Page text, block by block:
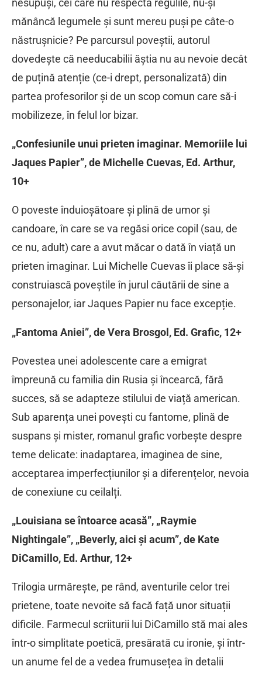
nesupuși, cei care nu respectă regulile, nu-și
mănâncă legumele și sunt mereu puși pe câte-o
năstrușnicie? Pe parcursul poveștii, autorul
dovedește că needucabilii ăștia nu au nevoie decât
de puțină atenție (ce-i drept, personalizată) din
partea profesorilor și de un scop comun care să-i
mobilizeze, în felul lor bizar.
„Confesiunile unui prieten imaginar. Memoriile lui
Jaques Papier”, de Michelle Cuevas, Ed. Arthur,
10+
O poveste înduioșătoare și plină de umor și
candoare, în care se va regăsi orice copil (sau, de
ce nu, adult) care a avut măcar o dată în viață un
prieten imaginar. Lui Michelle Cuevas îi place să-și
construiască poveștile în jurul căutării de sine a
personajelor, iar Jaques Papier nu face excepție.
„Fantoma Aniei”, de Vera Brosgol, Ed. Grafic, 12+
Povestea unei adolescente care a emigrat
împreună cu familia din Rusia și încearcă, fără
succes, să se adapteze stilului de viață american.
Sub aparența unei povești cu fantome, plină de
suspans și mister, romanul grafic vorbește despre
teme delicate: inadaptarea, imaginea de sine,
acceptarea imperfecțiunilor și a diferențelor, nevoia
de conexiune cu ceilalți.
„Louisiana se întoarce acasă”, „Raymie
Nightingale”, „Beverly, aici și acum”, de Kate
DiCamillo, Ed. Arthur, 12+
Trilogia urmărește, pe rând, aventurile celor trei
prietene, toate nevoite să facă față unor situații
dificile. Farmecul scriiturii lui DiCamillo stă mai ales
într-o simplitate poetică, presărată cu ironie, și într-
un anume fel de a vedea frumusețea în detalii